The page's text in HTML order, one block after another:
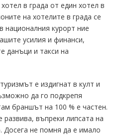
в града от един хотел в
на хотелите в града се
националния курорт ние
усилия и финанси,
данъци и такси на
е издигнат в култ и
да го подкрепя
браншът на 100 % е частен.
въпреки липсата на
Досега не помня да е имало